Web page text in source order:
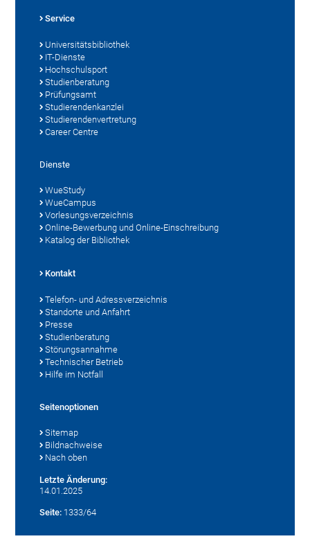
Service
Universitätsbibliothek
IT-Dienste
Hochschulsport
Studienberatung
Prüfungsamt
Studierendenkanzlei
Studierendenvertretung
Career Centre
Dienste
WueStudy
WueCampus
Vorlesungsverzeichnis
Online-Bewerbung und Online-Einschreibung
Katalog der Bibliothek
Kontakt
Telefon- und Adressverzeichnis
Standorte und Anfahrt
Presse
Studienberatung
Störungsannahme
Technischer Betrieb
Hilfe im Notfall
Seitenoptionen
Sitemap
Bildnachweise
Nach oben
Letzte Änderung:
14.01.2025
Seite: 1333/64